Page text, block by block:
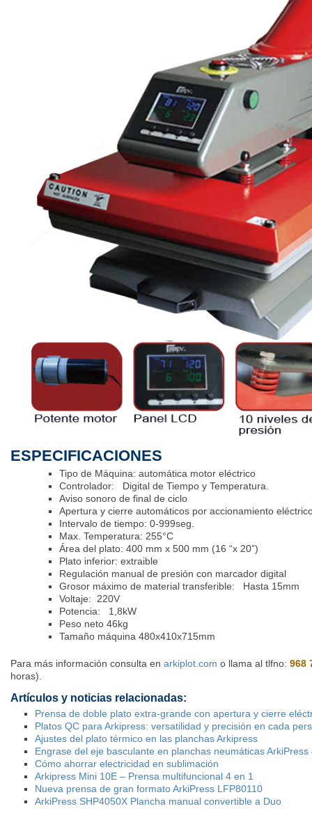
ESPECIFICACIONES
Tipo de Máquina: automática motor eléctrico
Controlador: Digital de Tiempo y Temperatura.
Aviso sonoro de final de ciclo
Apertura y cierre automáticos por accionamiento
Intervalo de tiempo: 0-999seg.
Max. Temperatura: 255°C
Área del plato: 400 mm x 500 mm (16 “x 20”)
Plato inferior: extraible
Regulación manual de presión con marcador digital
Grosor máximo de material transferible: Hasta 15mm
Voltaje: 220V
Potencia: 1,8kW
Peso neto 46kg
Tamaño máquina 480x410x715mm
Para más información consulta en arkiplot.com o llama al tlfno: 968
horas).
Artículos y noticias relacionadas:
Prensa de doble plato extra-grande con apertura y cierre
Platos QC para Arkipress: versatilidad y precisión en cada
Ajustes del plato térmico en las planchas Arkipress
Engrase del eje basculante en planchas neumáticas ArkiPress
Cómo ahorrar electricidad en sublimación
Arkipress Mini 10E – Prensa multifuncional 4 en 1
Nueva prensa de gran formato ArkiPress LFP80110
ArkiPress SHP4050X Plancha manual convertible a Duo